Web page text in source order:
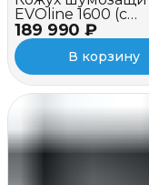
189 990 ₽
EVOline 1600 (c
вентилятором и
зимним пакетом)
В корзину